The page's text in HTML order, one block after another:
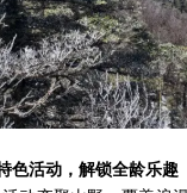
色活动，解锁全龄乐趣